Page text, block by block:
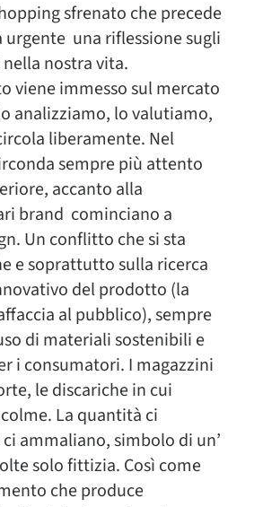
sfrenato che precede
urgente una riflessione sugli
nostra vita.
viene immesso sul mercato
analizziamo, lo valutiamo,
liberamente. Nel
sempre più attento
accanto alla
brand cominciano a
Un conflitto che si sta
e soprattutto sulla ricerca
del prodotto (la
al pubblico), sempre
di materiali sostenibili e
i consumatori. I magazzini
le discariche in cui
La quantità ci
ammaliano, simbolo di un’
solo fittizia. Così come
che produce